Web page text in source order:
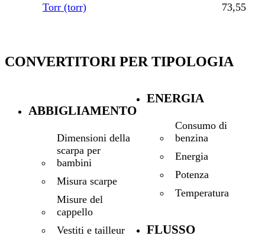
Torr (torr)
73,55
CONVERTITORI PER TIPOLOGIA
ABBIGLIAMENTO
Dimensioni della
scarpa per
bambini
Misura scarpe
Misure del
cappello
Vestiti e tailleur
ENERGIA
Consumo di
benzina
Energia
Potenza
Temperatura
FLUSSO